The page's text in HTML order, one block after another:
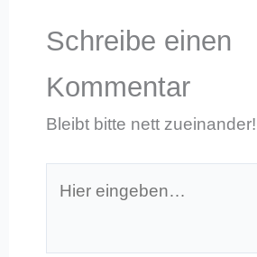
Schreibe einen
Kommentar
Bleibt bitte nett zueinander!
eingeben…